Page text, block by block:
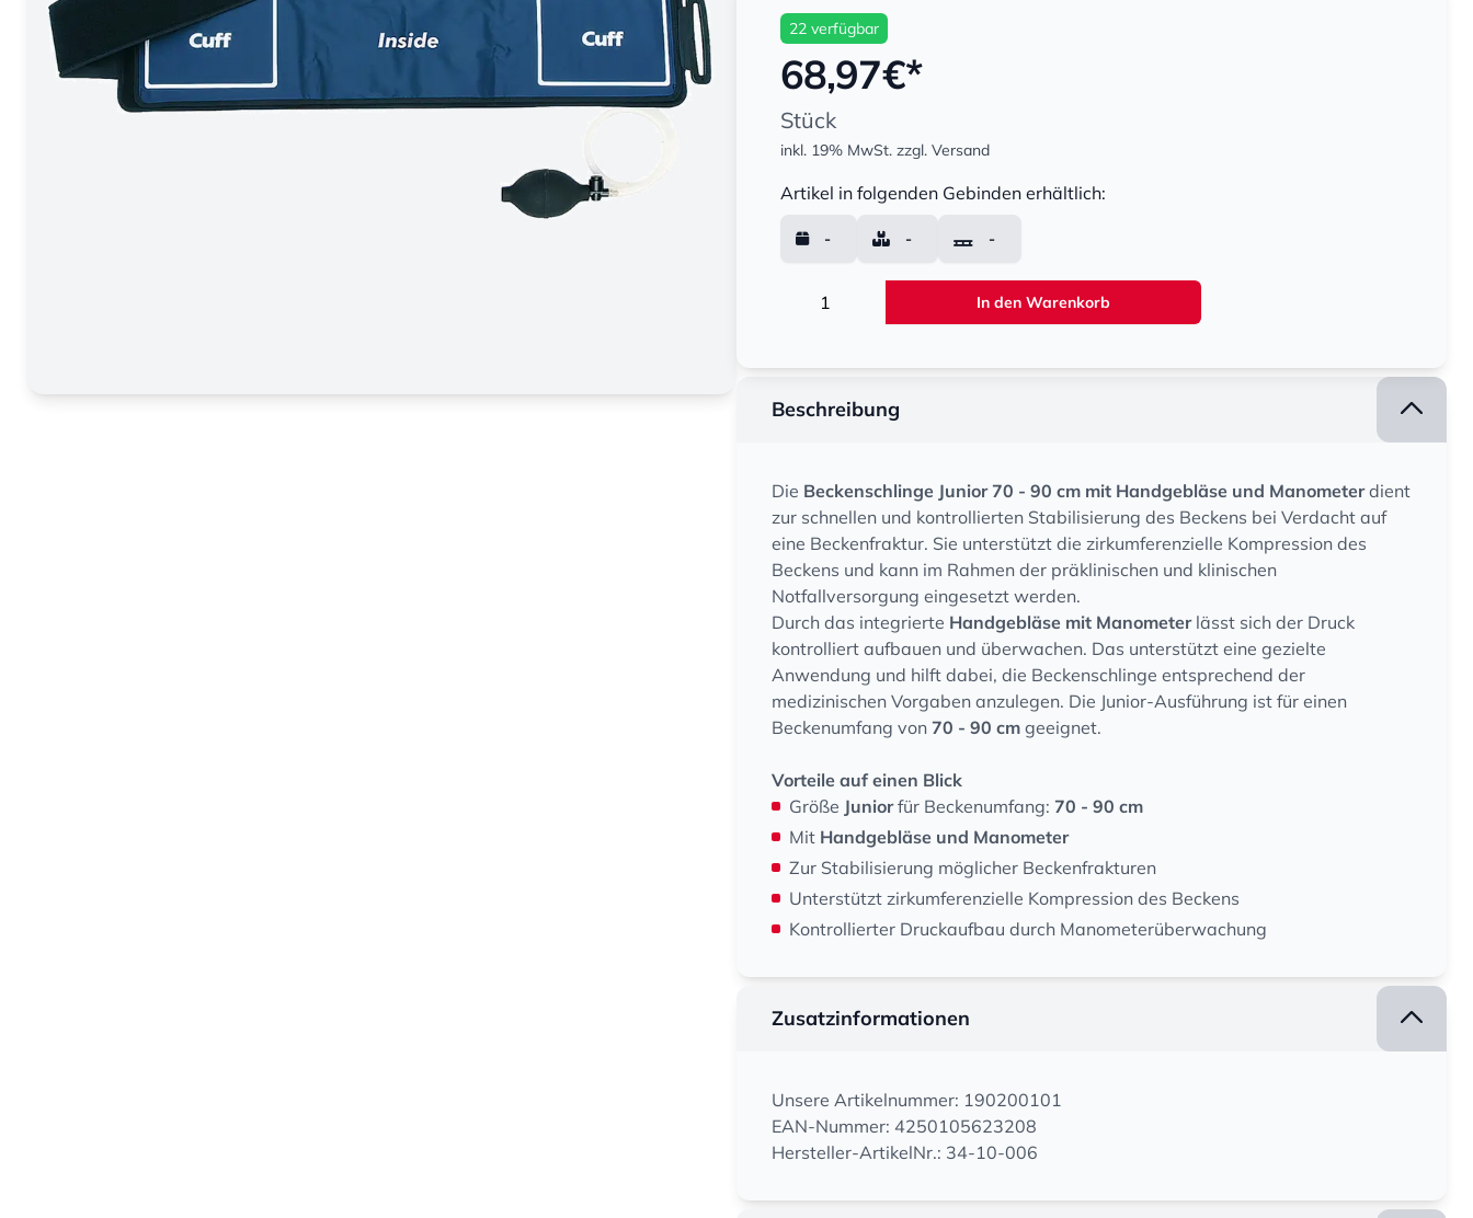
22 verfügbar
68,97€*
Stück
inkl. 19% MwSt. zzgl. Versand
Artikel in folgenden Gebinden erhältlich:
- - -
In den Warenkorb
Beschreibung
Die Beckenschlinge Junior 70 - 90 cm mit Handgebläse und Manometerdient
zur schnellen und kontrollierten Stabilisierung des Beckens bei Verdacht auf
eine Beckenfraktur. Sie unterstützt die zirkumferenzielle Kompression des
Beckens und kann im Rahmen der präklinischen und klinischen
Notfallversorgung eingesetzt werden.
Durch das integrierte Handgebläse mit Manometerlässt sich der Druck
kontrolliert aufbauen und überwachen. Das unterstützt eine gezielte
Anwendung und hilft dabei, die Beckenschlinge entsprechend der
medizinischen Vorgaben anzulegen. Die Junior-Ausführung ist für einen
Beckenumfang von 70 - 90 cm geeignet.
Vorteile auf einen Blick
Größe Juniorfür Beckenumfang: 70 - 90 cm
Mit Handgebläse und Manometer
Zur Stabilisierung möglicher Beckenfrakturen
Unterstützt zirkumferenzielle Kompression des Beckens
Kontrollierter Druckaufbau durch Manometerüberwachung
Zusatzinformationen
Unsere Artikelnummer: 190200101
EAN-Nummer: 4250105623208
Hersteller-ArtikelNr.: 34-10-006